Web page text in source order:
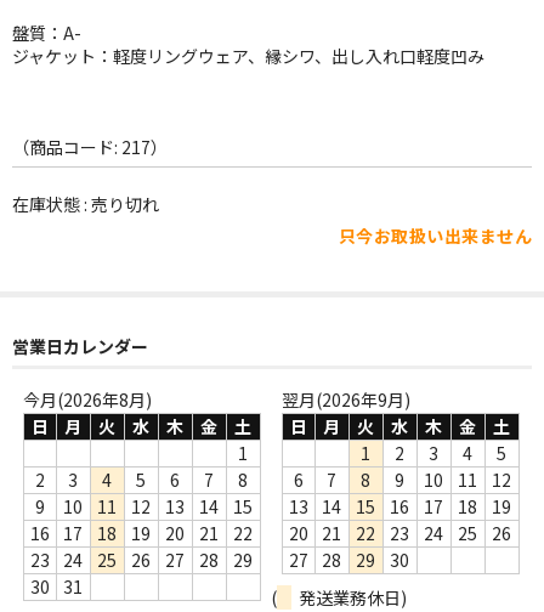
ROCK
WORLD
その他
Webのみ no.2
Webのみ no.3
Webのみ no.4
売り切れ
盤質：A-
ジャケット：軽度リングウェア、縁シワ、出し入れ口軽度凹み
（商品コード: 217）
在庫状態 : 売り切れ
只今お取扱い出来ません
営業日カレンダー
今月(2026年8月)
日
月 火 水 木 金
土
1
2
3 4 5 6 7
8
9
10 11 12 13 14
15
16
17 18 19 20 21
22
23
24 25 26 27 28
29
30
31
翌月(2026年9月)
日
月 火 水 木 金
土
1
2 3 4
5
6
7 8 9 10 11
12
13
14 15 16 17 18
19
20
21 22 23 24 25
26
27
28 29
30
(
発送業務休日)